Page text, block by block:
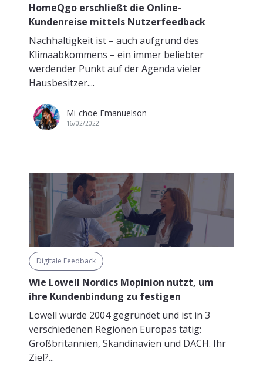
HomeQgo erschließt die Online-
Kundenreise mittels Nutzerfeedback
Nachhaltigkeit ist – auch aufgrund des
Klimaabkommens – ein immer beliebter
werdender Punkt auf der Agenda vieler
Hausbesitzer....
Mi-choe Emanuelson
16/02/2022
Digitale Feedback
Wie Lowell Nordics Mopinion nutzt, um
ihre Kundenbindung zu festigen
Lowell wurde 2004 gegründet und ist in 3
verschiedenen Regionen Europas tätig:
Großbritannien, Skandinavien und DACH. Ihr
Ziel?...